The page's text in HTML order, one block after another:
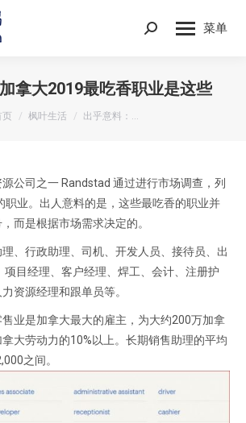
菜单
Search:
拿大2019最吃香职业是这些
在这里：
页 枫叶生活 出乎意料：…
公司之一 Randstad 通过进行市场调查，列
职业。出人意料的是，这些最吃香的职业并
而是根据市场需求决定的。
、行政助理、司机、开发人员、接待员、出
项目经理、客户经理、焊工、会计、注册护
资源经理和跟单员等。
业是加拿大最大的雇主，为大约200万加拿
大劳动力的10%以上。长期销售助理的平均
之间。